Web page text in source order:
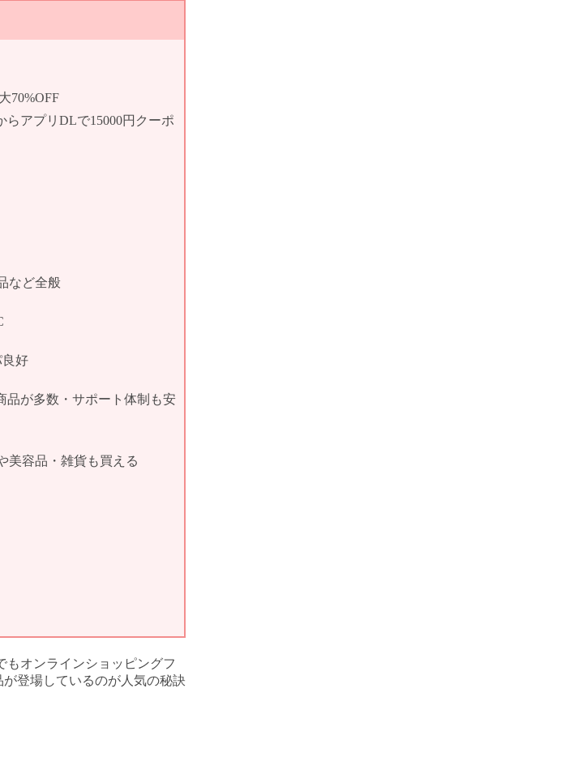
70%OFF
らアプリDLで15000円クーポ
など全般
良好
品が多数・サポート体制も安
美容品・雑貨も買える
オンラインショッピングフ
登場しているのが人気の秘訣